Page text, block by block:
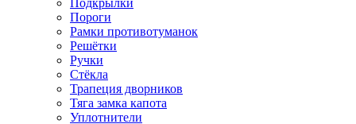
Подкрылки
Пороги
Рамки противотуманок
Решётки
Ручки
Стёкла
Трапеция дворников
Тяга замка капота
Уплотнители